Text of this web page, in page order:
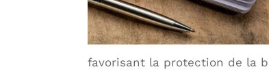
favorisant la protection de la